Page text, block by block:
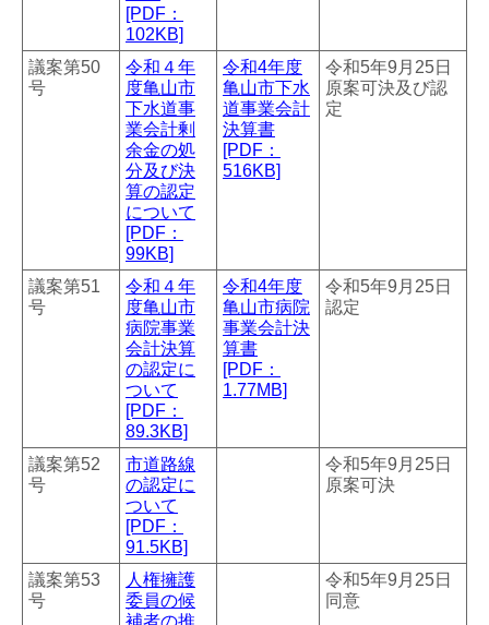
[PDF：
102KB]
議案第50
号
令和４年
度亀山市
下水道事
業会計剰
余金の処
分及び決
算の認定
について
[PDF：
99KB]
令和4年度
亀山市下水
道事業会計
決算書
[PDF：
516KB]
令和5年9月25日
原案可決及び認
定
議案第51
号
令和４年
度亀山市
病院事業
会計決算
の認定に
ついて
[PDF：
89.3KB]
令和4年度
亀山市病院
事業会計決
算書
[PDF：
1.77MB]
令和5年9月25日
認定
議案第52
号
市道路線
の認定に
ついて
[PDF：
91.5KB]
令和5年9月25日
原案可決
議案第53
号
人権擁護
委員の候
補者の推
令和5年9月25日
同意